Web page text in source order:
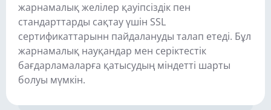
жарнамалық желілер қауіпсіздік пен
стандарттарды сақтау үшін SSL
сертификаттарынн пайдалануды талап етеді. Бұл
жарнамалық науқандар мен серіктестік
бағдарламаларға қатысудың міндетті шарты
болуы мүмкін.